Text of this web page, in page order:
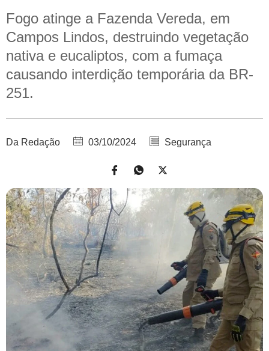
Fogo atinge a Fazenda Vereda, em
Campos Lindos, destruindo vegetação
nativa e eucaliptos, com a fumaça
causando interdição temporária da BR-
251.
Da Redação 03/10/2024 Segurança